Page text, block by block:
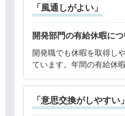
とりの業務成果や行動な
ス評価と
「風通しがよい」
開発部門の有給休暇に
開発職でも休暇を取得し
ています。年間の有給休
しています。有給休暇は
ケジュールシステムに登
可能で
「意思交換がしやすい」